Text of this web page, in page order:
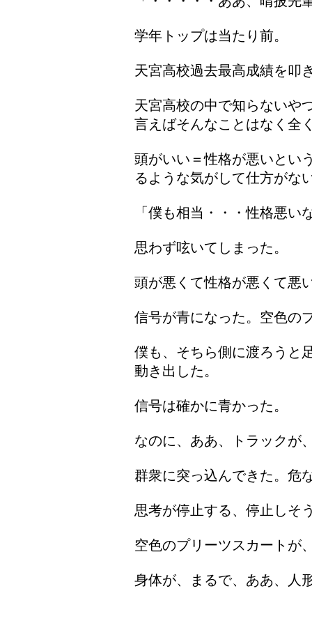
学年トップは当たり前。
天宮高校過去最高成績を叩
天宮高校の中で知らないや
言えばそんなことはなく全
頭がいい＝性格が悪いとい
るような気がして仕方がな
「僕も相当・・・性格悪い
思わず呟いてしまった。
頭が悪くて性格が悪くて悪
信号が青になった。空色の
僕も、そちら側に渡ろうと
動き出した。
信号は確かに青かった。
なのに、ああ、トラックが
群衆に突っ込んできた。危
思考が停止する、停止しそ
空色のプリーツスカートが
身体が、まるで、ああ、人